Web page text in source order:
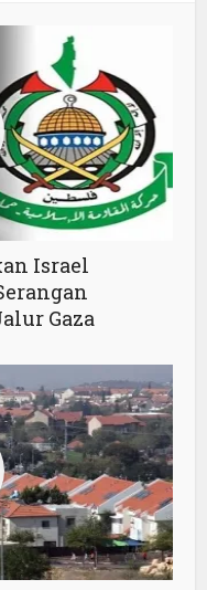
Israel
Gaza